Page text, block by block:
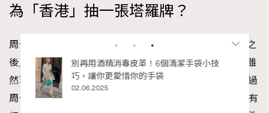
為「香港」抽一張塔羅牌？
周俊輝笑言自塔羅系列面世，又或在個展「永遠在目前之
後」，最多人關心的正是這副「香港塔羅牌」有賣嗎？雖
然現時距離製作整套共78張的塔羅牌尚有一段距離，不過
周俊輝指：「會把70幾張塔羅牌都全部完成。然後已經有
的顯
別再用酒精消毒皮革！6個清潔手袋小技
巧，讓你更愛惜你的手袋
02.06.2025